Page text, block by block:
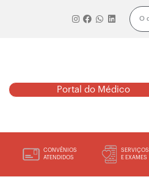
Portal do Médico
CONVÊNIOS
ATENDIDOS
SERVIÇOS
E EXAMES